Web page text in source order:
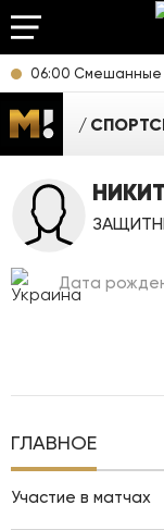
Дата
ГЛАВНОЕ
Участие в матчах